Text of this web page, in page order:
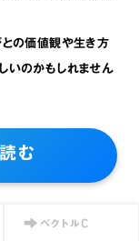
の価値観や生き方
いのかもしれません
む